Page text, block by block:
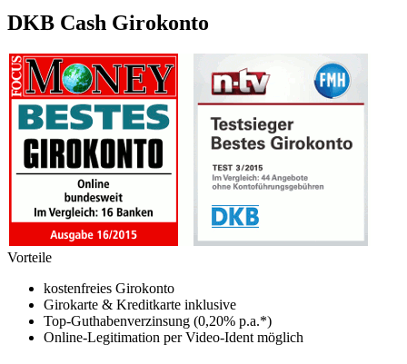
DKB Cash Girokonto
Vorteile
kostenfreies Girokonto
Girokarte & Kreditkarte inklusive
Top-Guthabenverzinsung (0,20% p.a.*)
Online-Legitimation per Video-Ident möglich